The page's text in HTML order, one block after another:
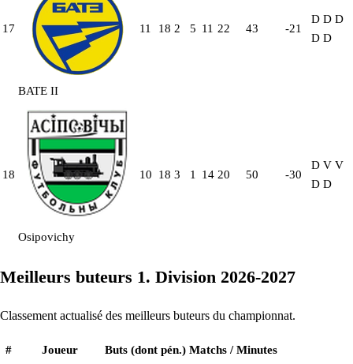
17
BATE II
11 18 2 5 11 22 43 -21
D D D
D D
18
Osipovichy
10 18 3 1 14 20 50 -30
D V V
D D
Meilleurs buteurs 1. Division 2026-2027
Classement actualisé des meilleurs buteurs du championnat.
# Joueur Buts (dont pén.) Matchs / Minutes